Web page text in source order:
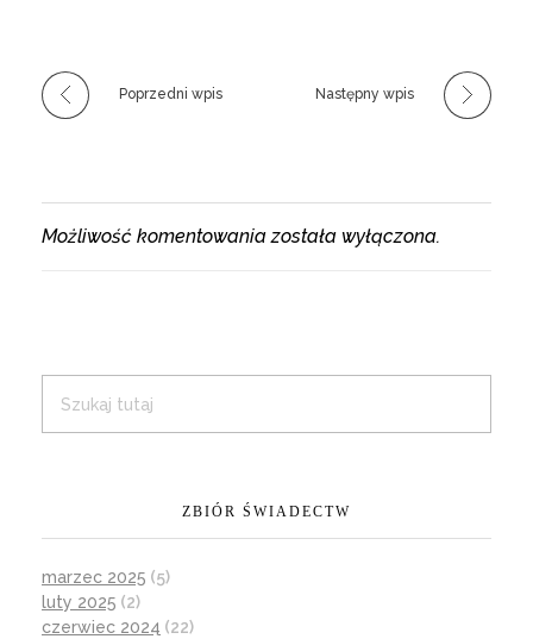
Poprzedni wpis Następny wpis
Możliwość komentowania została wyłączona.
ZBIÓR ŚWIADECTW
marzec 2025 (5)
luty 2025 (2)
czerwiec 2024 (22)